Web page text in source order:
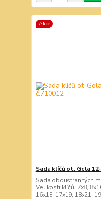
Akce
Sada klíčů ot. Gola
Sada oboustranných
Velikosti klíčů: 7x8,
16x18, 17x19, 18x21,